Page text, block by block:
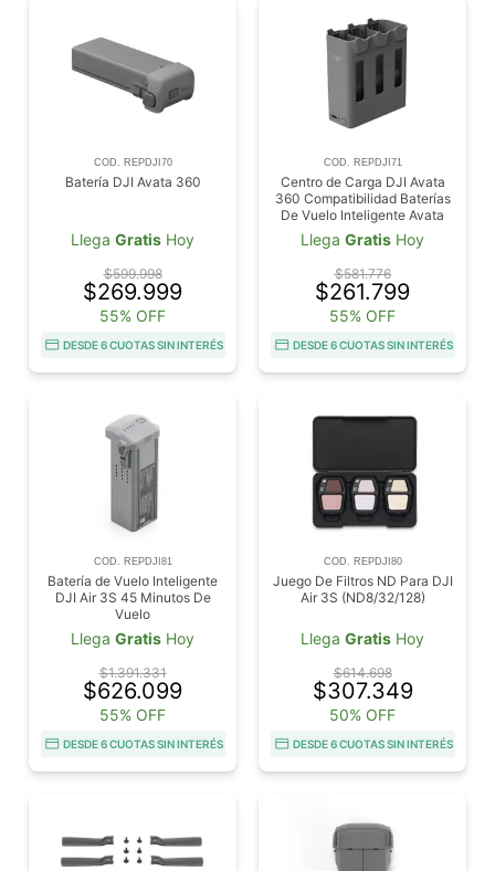
COD. REPDJI70
Batería DJI Avata 360
Llega Gratis Hoy
$599.998
$269.999
55% OFF
DESDE 6 CUOTAS SIN INTERÉS
COD. REPDJI71
Centro de Carga DJI Avata
360 Compatibilidad Baterías
De Vuelo Inteligente Avata
360
Llega Gratis Hoy
$581.776
$261.799
55% OFF
DESDE 6 CUOTAS SIN INTERÉS
COD. REPDJI81
Batería de Vuelo Inteligente
DJI Air 3S 45 Minutos De
Vuelo
Llega Gratis Hoy
$1.391.331
$626.099
55% OFF
DESDE 6 CUOTAS SIN INTERÉS
COD. REPDJI80
Juego De Filtros ND Para DJI
Air 3S (ND8/32/128)
Llega Gratis Hoy
$614.698
$307.349
50% OFF
DESDE 6 CUOTAS SIN INTERÉS